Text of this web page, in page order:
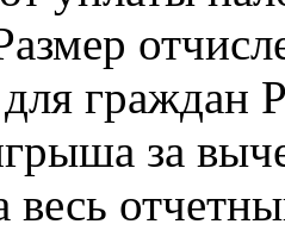
для граждан
за
весь